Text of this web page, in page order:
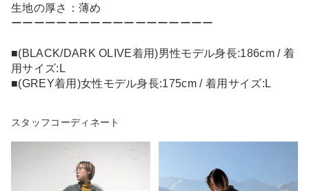
生地の厚さ：薄め
ーーーーーーーーーーーーーーーーーー
■(BLACK/DARK OLIVE着用)男性モデル身長:186cm / 着
用サイズ:L
■(GREY着用)女性モデル身長:175cm / 着用サイズ:L
スタッフコーディネート